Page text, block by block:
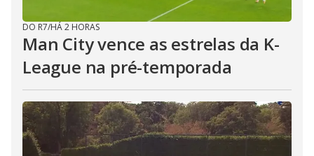
DO R7/HÁ 2 HORAS
Man City vence as estrelas da K-
League na pré-temporada